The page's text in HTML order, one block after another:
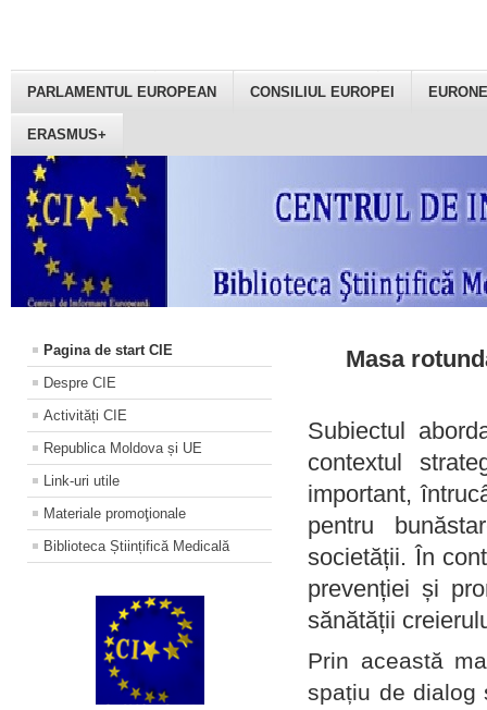
PARLAMENTUL EUROPEAN CONSILIUL EUROPEI
ERASMUS+
Pagina de start CIE
Despre CIE
Activități CIE
Republica Moldova și UE
Link-uri utile
Materiale promoţionale
Biblioteca Științifică Medicală
Masa
Subiectul
contextul
important,
pentru
societății. În
prevenției și
sănătății
Prin această
spațiu de dialog